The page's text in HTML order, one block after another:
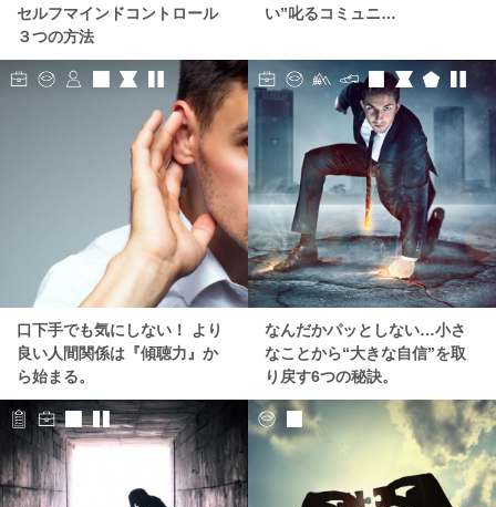
セルフマインドコントロール
３つの方法
い”叱るコミュニ…
口下手でも気にしない！ より
良い人間関係は『傾聴力』か
ら始まる。
なんだかパッとしない…小さ
なことから“大きな自信”を取
り戻す6つの秘訣。